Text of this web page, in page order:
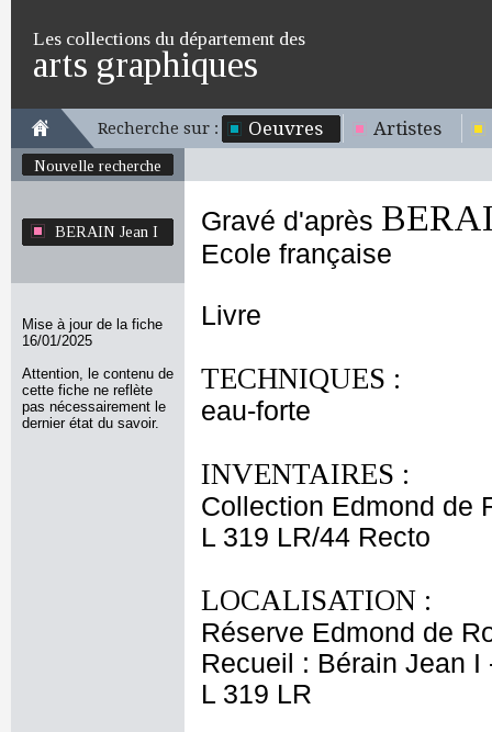
Les collections du département des
arts graphiques
Recherche sur : Oeuvres Artistes
Nouvelle recherche
BERAIN Jean I
Mise à jour de la fiche
16/01/2025
Attention, le contenu de
cette fiche ne reflète
pas nécessairement le
dernier état du savoir.
Gravé d'après
Ecole française
Livre
TECHNIQUES :
eau-forte
INVENTAIRES :
Collection Edmond de
L 319 LR/44 Recto
LOCALISATION :
Réserve Edmond de
Recueil : Bérain Jean
L 319 LR